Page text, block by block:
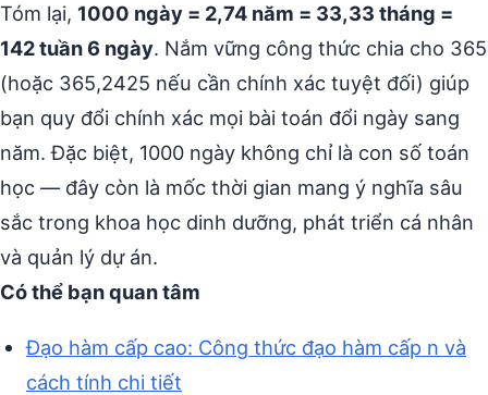
Tóm lại, 1000 ngày = 2,74 năm = 33,33 tháng =
142 tuần 6 ngày. Nắm vững công thức chia cho 365
(hoặc 365,2425 nếu cần chính xác tuyệt đối) giúp
bạn quy đổi chính xác mọi bài toán đổi ngày sang
năm. Đặc biệt, 1000 ngày không chỉ là con số toán
học — đây còn là mốc thời gian mang ý nghĩa sâu
sắc trong khoa học dinh dưỡng, phát triển cá nhân
và quản lý dự án.
Có thể bạn quan tâm
Đạo hàm cấp cao: Công thức đạo hàm cấp n và
cách tính chi tiết